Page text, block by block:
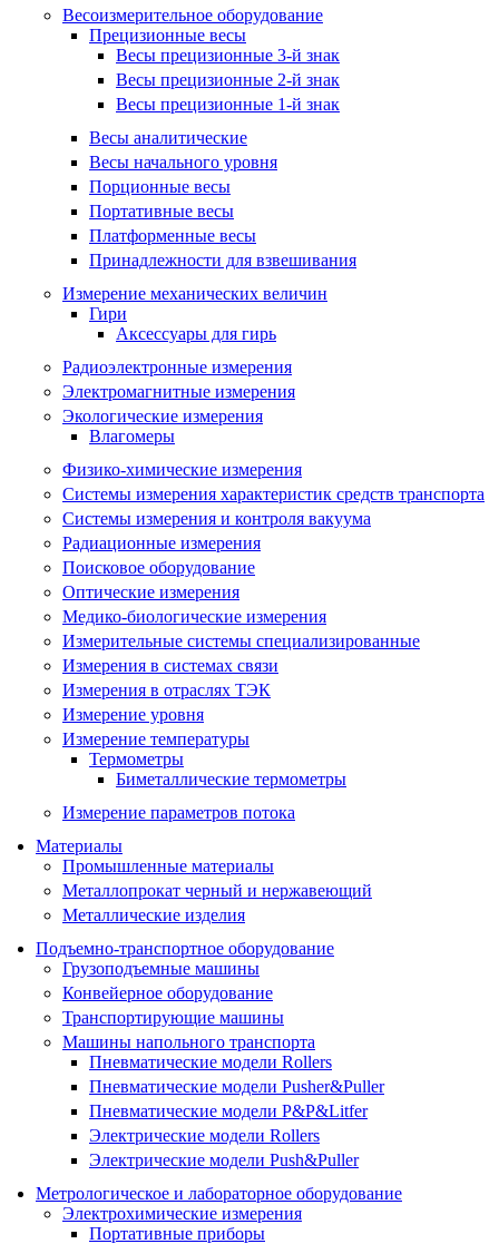
Весоизмерительное оборудование
Прецизионные весы
Весы прецизионные 3-й знак
Весы прецизионные 2-й знак
Весы прецизионные 1-й знак
Весы аналитические
Весы начального уровня
Порционные весы
Портативные весы
Платформенные весы
Принадлежности для взвешивания
Измерение механических величин
Гири
Аксессуары для гирь
Радиоэлектронные измерения
Электромагнитные измерения
Экологические измерения
Влагомеры
Физико-химические измерения
Системы измерения характеристик средств транспорта
Системы измерения и контроля вакуума
Радиационные измерения
Поисковое оборудование
Оптические измерения
Медико-биологические измерения
Измерительные системы специализированные
Измерения в системах связи
Измерения в отраслях ТЭК
Измерение уровня
Измерение температуры
Термометры
Биметаллические термометры
Измерение параметров потока
Материалы
Промышленные материалы
Металлопрокат черный и нержавеющий
Металлические изделия
Подъемно-транспортное оборудование
Грузоподъемные машины
Конвейерное оборудование
Транспортирующие машины
Машины напольного транспорта
Пневматические модели Rollers
Пневматические модели Pusher&Puller
Пневматические модели P&P&Litfer
Электрические модели Rollers
Электрические модели Push&Puller
Метрологическое и лабораторное оборудование
Электрохимические измерения
Портативные приборы